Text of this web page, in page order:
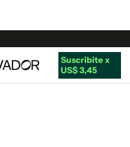
Suscribite x
US$ 3,45